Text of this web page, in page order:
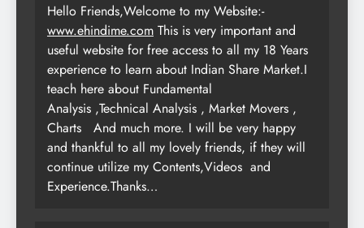
Hello Friends,Welcome to my Website:-
www.ehindime.com This is very important and
useful website for free access to all my 18 Years
experience to learn about Indian Share Market.I
teach here about Fundamental
Analysis ,Technical Analysis , Market Movers ,
Charts
And much more. I will be very happy
and thankful to all my lovely friends, if they will
continue utilize my Contents,Videos and
Experience.Thanks…